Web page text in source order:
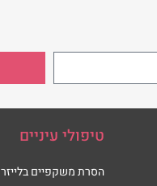
טיפולי עיניים
הסרת משקפיים בלייזר